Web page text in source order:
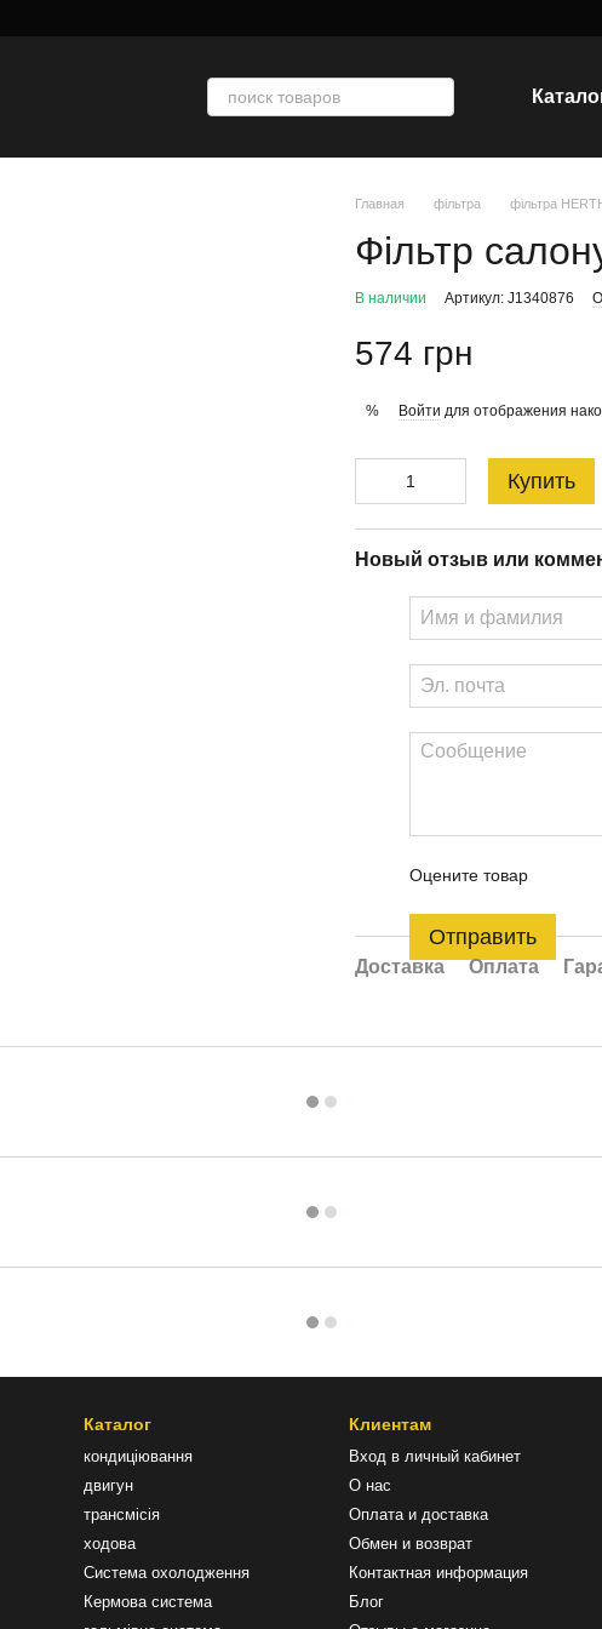
Главная фільтра фільтра
Фільтр
В наличии Артикул: J1340876
574 грн
% Войти для отображения
Купить
Новый отзыв или
Оцените товар
Отправить
Доставка Оплата
Каталог
кондиціювання
двигун
трансмісія
ходова
Система охолодження
Кермова система
Клиентам
Вход в личный кабинет
О нас
Оплата и доставка
Обмен и возврат
Контактная информация
Блог